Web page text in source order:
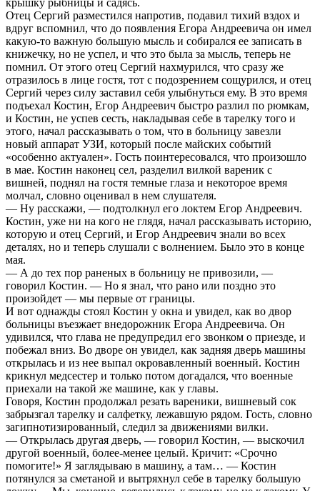
Отец Сергий разместился напротив, подавил тихий вздох и
вдруг вспомнил, что до появления Егора Андреевича он имел
какую-то важную большую мысль и собирался ее записать в
книжечку, но не успел, и что это была за мысль, теперь не
помнил. От этого отец Сергий нахмурился, что сразу же
отразилось в лице гостя, тот с подозрением сощурился, и отец
Сергий через силу заставил себя улыбнуться ему. В это время
подъехал Костин, Егор Андреевич быстро разлил по рюмкам,
и Костин, не успев сесть, накладывая себе в тарелку того и
этого, начал рассказывать о том, что в больницу завезли
новый аппарат УЗИ, который после майских событий
«особенно актуален». Гость поинтересовался, что произошло
в мае. Костин наконец сел, разделил вилкой вареник с
вишней, поднял на гостя темные глаза и некоторое время
молчал, словно оценивал в нем слушателя.
— Ну расскажи, — подтолкнул его локтем Егор Андреевич.
Костин, уже ни на кого не глядя, начал рассказывать историю,
которую и отец Сергий, и Егор Андреевич знали во всех
деталях, но и теперь слушали с волнением. Было это в конце
мая.
— А до тех пор раненых в больницу не привозили, —
говорил Костин. — Но я знал, что рано или поздно это
произойдет — мы первые от границы.
И вот однажды стоял Костин у окна и увидел, как во двор
больницы въезжает внедорожник Егора Андреевича. Он
удивился, что глава не предупредил его звонком о приезде, и
побежал вниз. Во дворе он увидел, как задняя дверь машины
открылась и из нее выпал окровавленный военный. Костин
крикнул медсестер и только потом догадался, что военные
приехали на такой же машине, как у главы.
Говоря, Костин продолжал резать вареники, вишневый сок
забрызгал тарелку и салфетку, лежавшую рядом. Гость, словно
загипнотизированный, следил за движениями вилки.
— Открылась другая дверь, — говорил Костин, — выскочил
другой военный, более-менее целый. Кричит: «Срочно
помогите!» Я заглядываю в машину, а там… — Костин
потянулся за сметаной и вытряхнул себе в тарелку большую